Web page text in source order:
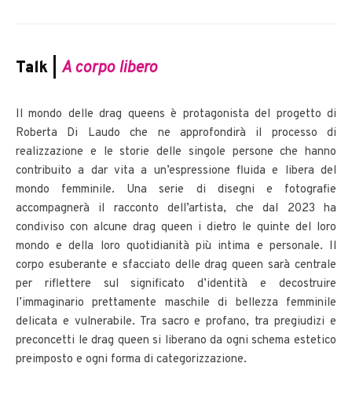
Talk | A corpo libero
Il mondo delle drag queens è protagonista del progetto di
Roberta Di Laudo che ne approfondirà il processo di
realizzazione e le storie delle singole persone che hanno
contribuito a dar vita a un’espressione fluida e libera del
mondo femminile. Una serie di disegni e fotografie
accompagnerà il racconto dell’artista, che dal 2023 ha
condiviso con alcune drag queen i dietro le quinte del loro
mondo e della loro quotidianità più intima e personale. Il
corpo esuberante e sfacciato delle drag queen sarà centrale
per riflettere sul significato d’identità e decostruire
l’immaginario prettamente maschile di bellezza femminile
delicata e vulnerabile. Tra sacro e profano, tra pregiudizi e
preconcetti le drag queen si liberano da ogni schema estetico
preimposto e ogni forma di categorizzazione.